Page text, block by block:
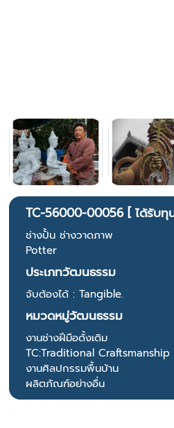
TC-56000-00056 [ ได้รับทุ
ช่างปั้น ช่างวาดภาพ
Potter
ประเภทวัฒนธรรม
จับต้องได้ : Tangible.
หมวดหมู่วัฒนธรรม
งานช่างฝีมือดั้งเดิม
TC:Traditional Craftsmanship
งานศิลปกรรมพื้นบ้าน
ผลิตภัณฑ์อย่างอื่น